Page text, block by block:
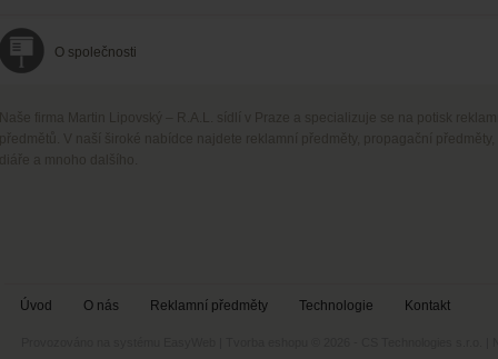
O společnosti
Úvod O nás Reklamní předměty Technologie Kontakt